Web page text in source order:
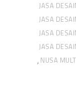
JASA
JASA
JASA
JASA
, NUSA